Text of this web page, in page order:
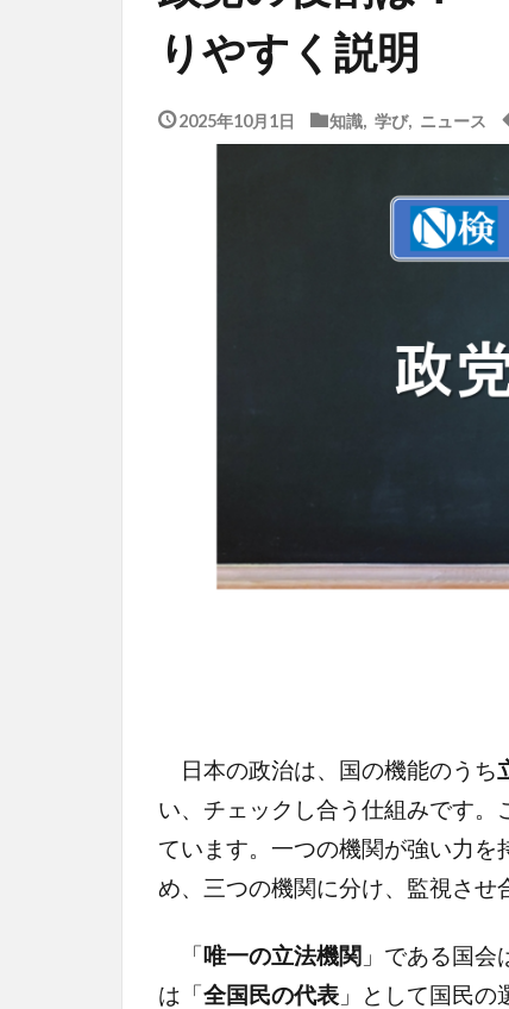
りやすく説明
2025年10月1日 知識 学び, ニュース
日本の政治は、国の機能のうち
い、チェックし合う仕組みです。
ています。一つの機関が強い力
め、三つの機関に分け、監視させ
「唯一の立法機関 」である国会
は「全国民の代表 」として国民の